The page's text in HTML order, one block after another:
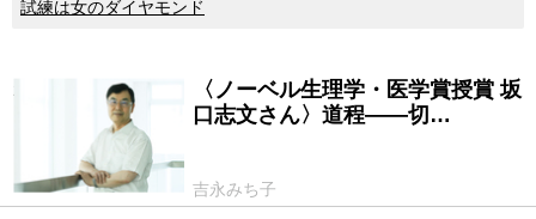
試練は女のダイヤモンド
〈ノーベル生理学・医学賞授賞 坂
口志文さん〉道程――切…
吉永みち子